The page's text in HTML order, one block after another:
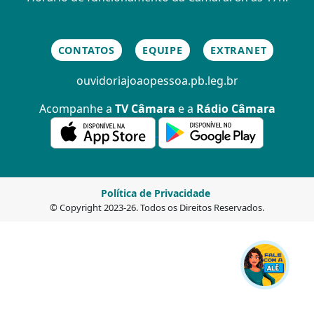
CONTATOS EQUIPE EXTRANET
ouvidoriajoaopessoa.pb.leg.br
Acompanhe a TV Câmara e a Rádio Câmara
© Copyright 2023-26. Todos os Direitos Reservados.
Política de Privacidade